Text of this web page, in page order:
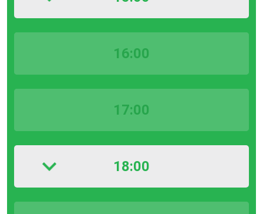
16:00
17:00
18:00